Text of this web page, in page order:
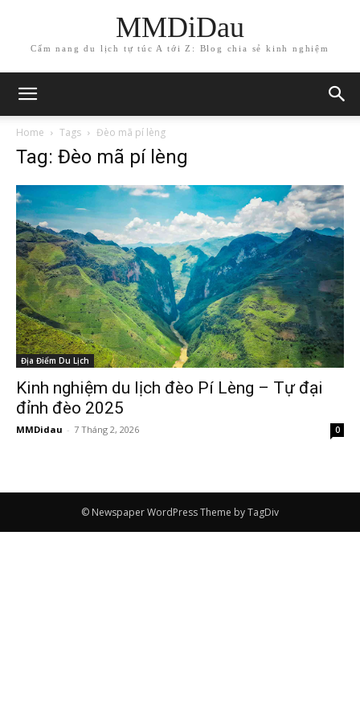
MMDiDau
Cẩm nang du lịch tự túc A tới Z: Blog chia sẻ kinh nghiệm
Home Tags Đèo mã pí lèng
Tag: Đèo mã pí lèng
Địa Điểm Du Lịch
Kinh nghiệm du lịch đèo Pí Lèng – Tự đại
đỉnh đèo 2025
MMDidau - 7 Tháng 2, 2026 0
© Newspaper WordPress Theme by TagDiv